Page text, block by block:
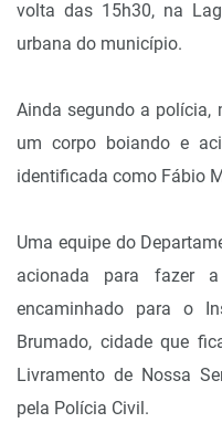
volta das 15h30, na
urbana do município.
Ainda segundo a polícia,
um corpo boiando e
identificada como Fábio
Uma equipe do
acionada para fazer
encaminhado para o
Brumado, cidade que
Livramento de Nossa
pela Polícia Civil.